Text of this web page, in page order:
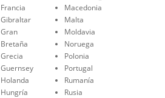
Francia
Gibraltar
Gran
Bretaña
Grecia
Guernsey
Holanda
Hungría
Macedonia
Malta
Moldavia
Noruega
Polonia
Portugal
Rumanía
Rusia